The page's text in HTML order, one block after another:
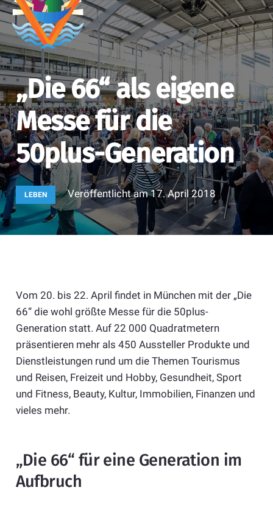
„Die 66“ als eigene
Messe für die
50plus-Generation
LEBEN Veröffentlicht am17. April 2018
Vom 20. bis 22. April findet in München mit der „Die
66“ die wohl größte Messe für die 50plus-
Generation statt. Auf 22 000 Quadratmetern
präsentieren mehr als 450 Aussteller Produkte und
Dienstleistungen rund um die Themen Tourismus
und Reisen, Freizeit und Hobby, Gesundheit, Sport
und Fitness, Beauty, Kultur, Immobilien, Finanzen und
vieles mehr.
„Die 66“ für eine Generation im
Aufbruch